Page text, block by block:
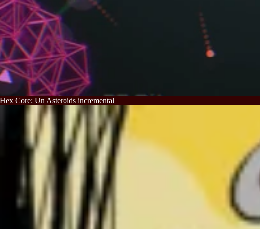
Hex Core: Un Asteroids incremental